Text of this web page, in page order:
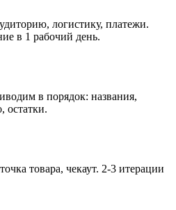
логистику, платежи.
в 1 рабочий день.
в порядок: названия,
остатки.
товара, чекаут. 2-3 итерации